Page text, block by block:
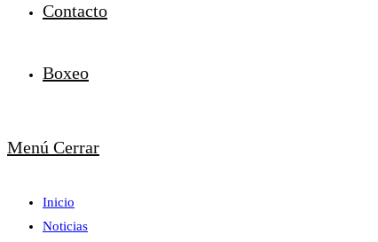
Contacto
Boxeo
Menú Cerrar
Inicio
Noticias